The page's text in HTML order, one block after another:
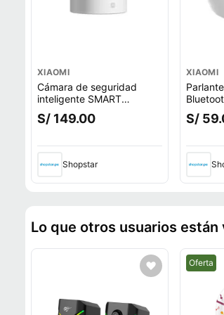
XIAOMI
Cámara de seguridad
inteligente SMART
CAMERA C301 XIAOMI
360° Home Security
S/ 149.00
Shopstar
XIAOMI
S/
Lo que otros usuarios
Mejor
Oferta